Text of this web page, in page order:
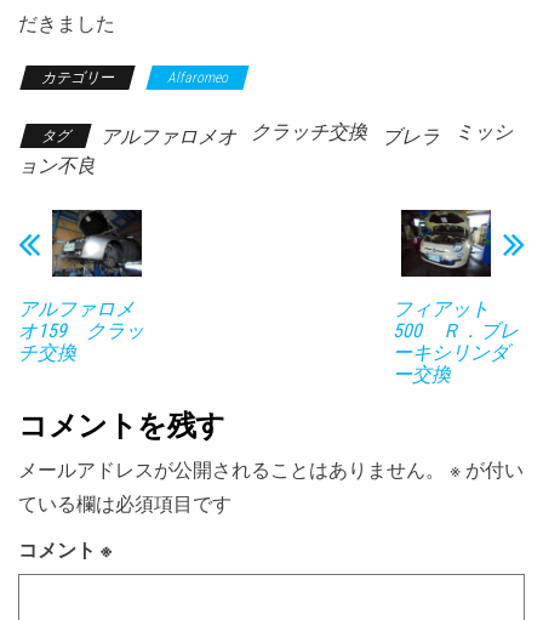
だきました
カテゴリー Alfaromeo
タグ アルファロメオ クラッチ交換 ブレラ
ミッシ
ョン不良
アルファロメ
オ159 クラッ
チ交換
フィアット
500 Ｒ．ブレ
ーキシリンダ
ー交換
コメントを残す
メールアドレスが公開されることはありません。 ※ が付い
ている欄は必須項目です
コメント ※